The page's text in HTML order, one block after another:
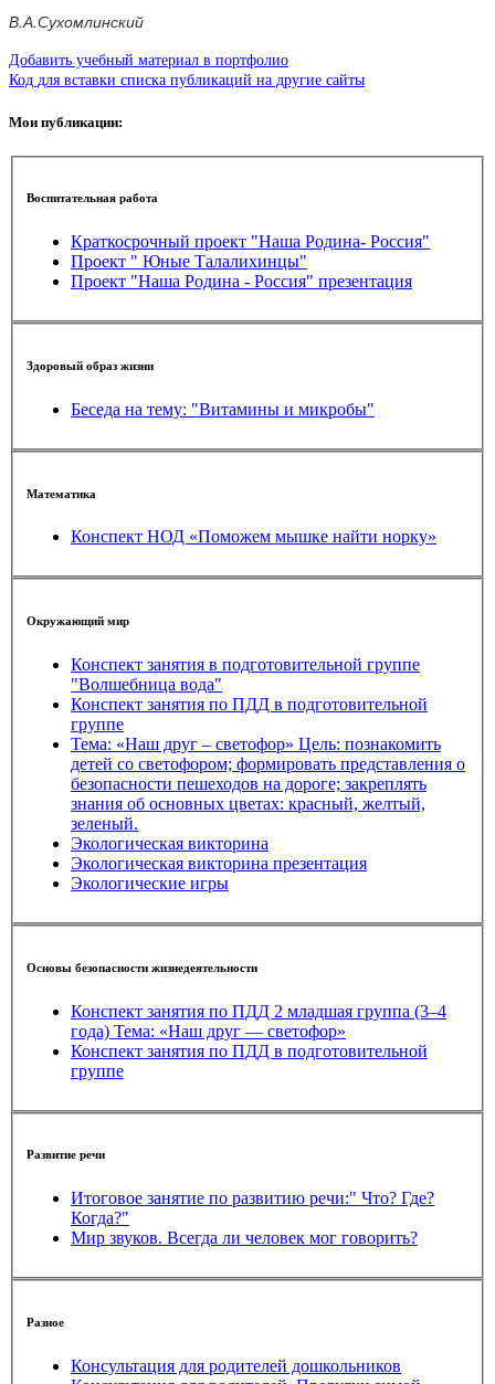
В.А.Сухомлинский
Добавить учебный материал в портфолио
Код для вставки списка публикаций на другие сайты
Мои публикации:
Воспитательная работа
Краткосрочный проект "Наша Родина- Россия"
Проект " Юные Талалихинцы"
Проект "Наша Родина - Россия" презентация
Здоровый образ жизни
Беседа на тему: "Витамины и микробы"
Математика
Конспект НОД «Поможем мышке найти норку»
Окружающий мир
Конспект занятия в подготовительной группе
"Волшебница вода"
Конспект занятия по ПДД в подготовительной
группе
Тема: «Наш друг – светофор» Цель: познакомить
детей со светофором; формировать представления о
безопасности пешеходов на дороге; закреплять
знания об основных цветах: красный, желтый,
зеленый.
Экологическая викторина
Экологическая викторина презентация
Экологические игры
Основы безопасности жизнедеятельности
Конспект занятия по ПДД 2 младшая группа (3–4
года) Тема: «Наш друг — светофор»
Конспект занятия по ПДД в подготовительной
группе
Развитие речи
Итоговое занятие по развитию речи:" Что? Где?
Когда?"
Мир звуков. Всегда ли человек мог говорить?
Разное
Консультация для родителей дошкольников